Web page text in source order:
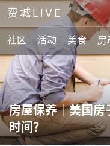
费城LIVE
社区 活动 美食 房
房屋保养｜美国房
时间？